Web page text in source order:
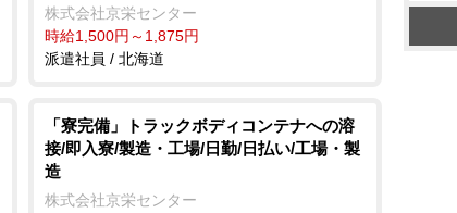
株式会社京栄センター
時給1,500円～1,875円
派遣社員 / 北海道
「寮完備」トラックボディコンテナへの溶
接/即入寮/製造・工場/日勤/日払い/工場・製
造
株式会社京栄センター